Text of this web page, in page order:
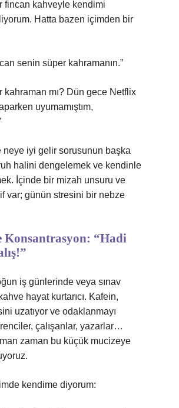
fincan kahveyle kendimi
Hatta bazen içimden bir
senin süper kahramanın.”
kahraman mı? Dün gece Netflix
uyumamıştım,
neye iyi gelir sorusunun başka
halini dengelemek ve kendinle
İçinde bir mizah unsuru ve
var; günün stresini bir nebze
Konsantrasyon: “Hadi
iş günlerinde veya sınav
hayat kurtarıcı. Kafein,
uzatıyor ve odaklanmayı
çalışanlar, yazarlar…
zaman bu küçük mucizeye
kendime diyorum: